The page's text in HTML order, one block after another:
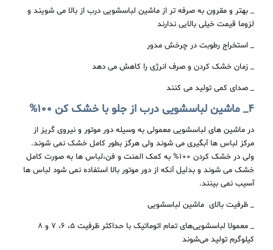
_ بهتر و مقرون به صرفه تر از ماشین لباسشویی درب از بالا می شویند و
لزوما قیمت خیلی بالایی ندارند
_ استخراج رطوبت در چرخش مدور
_ زمان خشک کردن و صرف انرژی را کاهش می دهد
_ صدای کمی تولید می کنند
4
_ ماشین لباسشویی درب از جلو با خشک کن ۱۰۰%
در ماشین های لباسشویی معمولی به وسیله دور موتور و نیروی گریز از
مرکز لباس ها آبگیری می شوند ولی هرگز بطور کامل خشک نمی شوند.
ولی در خشک کردن ۱۰۰% به کمک المنت و فن،لباس ها به صورت کامل
خشک می شوند و بدلیل آنکه از دور موتور بالا استفاده نمی شود لباس ها
آسیب نمی بینند.
_ ظرفیت بالای ماشین لباسشویی
_ معمولا لباسشویی‌های تمام اتوماتیک با حداکثر ظرفیت ۵، ۶، ۷ و ۸
کیلوگرم تولید می‌شوند